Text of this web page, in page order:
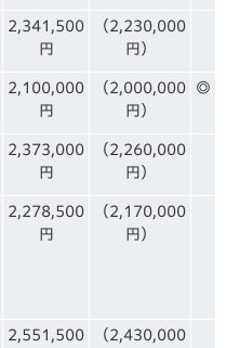
2,341,500
円
（2,230,000
円）
2,100,000
円
（2,000,000
円）
◎
2,373,000
円
（2,260,000
円）
2,278,500
円
（2,170,000
円）
2,551,500
（2,430,000